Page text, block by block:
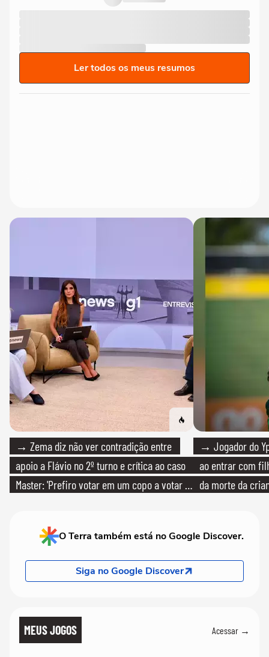
Ler todos os meus resumos
→ Zema diz não ver contradição entre
apoio a Flávio no 2º turno e crítica ao caso
Master: 'Prefiro votar em um copo a votar no
→ Jogador do
ao entrar com
da morte da
O Terra também está no Google Discover.
Siga no Google Discover
MEUS JOGOS Acessar →